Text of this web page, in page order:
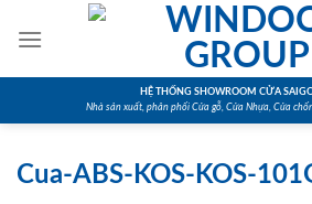
HỆ THỐNG SHOWROOM CỬA
Nhà sản xuất, phân phối Cửa gỗ, Cửa Nhựa, Cửa
Cua-ABS-KOS-KOS-